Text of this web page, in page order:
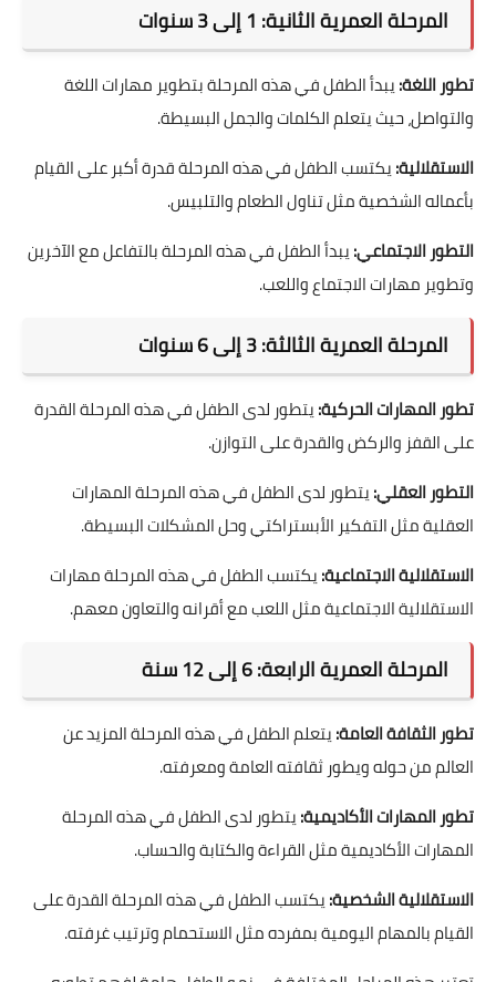
المرحلة العمرية الثانية: 1 إلى 3 سنوات
تطور اللغة:يبدأ الطفل في هذه المرحلة بتطوير مهارات اللغة
والتواصل، حيث يتعلم الكلمات والجمل البسيطة.
الاستقلالية:يكتسب الطفل في هذه المرحلة قدرة أكبر على القيام
بأعماله الشخصية مثل تناول الطعام والتلبيس.
التطور الاجتماعي:يبدأ الطفل في هذه المرحلة بالتفاعل مع الآخرين
وتطوير مهارات الاجتماع واللعب.
المرحلة العمرية الثالثة: 3 إلى 6 سنوات
تطور المهارات الحركية:يتطور لدى الطفل في هذه المرحلة القدرة
على القفز والركض والقدرة على التوازن.
التطور العقلي:يتطور لدى الطفل في هذه المرحلة المهارات
العقلية مثل التفكير الأبستراكتي وحل المشكلات البسيطة.
الاستقلالية الاجتماعية:يكتسب الطفل في هذه المرحلة مهارات
الاستقلالية الاجتماعية مثل اللعب مع أقرانه والتعاون معهم.
المرحلة العمرية الرابعة: 6 إلى 12 سنة
تطور الثقافة العامة:يتعلم الطفل في هذه المرحلة المزيد عن
العالم من حوله ويطور ثقافته العامة ومعرفته.
تطور المهارات الأكاديمية:يتطور لدى الطفل في هذه المرحلة
المهارات الأكاديمية مثل القراءة والكتابة والحساب.
الاستقلالية الشخصية:يكتسب الطفل في هذه المرحلة القدرة على
القيام بالمهام اليومية بمفرده مثل الاستحمام وترتيب غرفته.